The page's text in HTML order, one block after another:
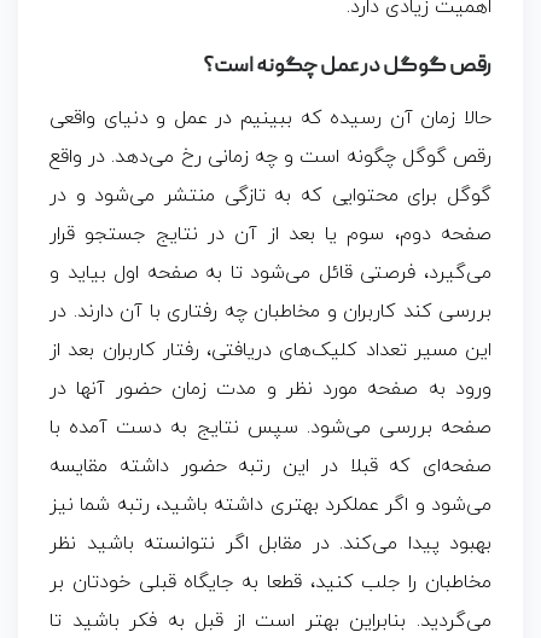
اهمیت زیادی دارد.
رقص گوگل در عمل چگونه است؟
حالا زمان آن رسیده که ببینیم در عمل و دنیای واقعی
رقص گوگل چگونه است و چه زمانی رخ می‌دهد. در واقع
گوگل برای محتوایی که به تازگی منتشر می‌شود و در
صفحه دوم، سوم یا بعد از آن در نتایج جستجو قرار
می‌گیرد، فرصتی قائل می‌شود تا به صفحه اول بیاید و
بررسی کند کاربران و مخاطبان چه رفتاری با آن دارند. در
این مسیر تعداد کلیک‌های دریافتی، رفتار کاربران بعد از
ورود به صفحه مورد نظر و مدت زمان حضور آنها در
صفحه بررسی می‌شود. سپس نتایج به دست آمده با
صفحه‌ای که قبلا در این رتبه حضور داشته مقایسه
می‌شود و اگر عملکرد بهتری داشته باشید، رتبه شما نیز
بهبود پیدا می‌کند. در مقابل اگر نتوانسته باشید نظر
مخاطبان را جلب کنید، قطعا به جایگاه قبلی خودتان بر
می‌گردید. بنابراین بهتر است از قبل به فکر باشید تا